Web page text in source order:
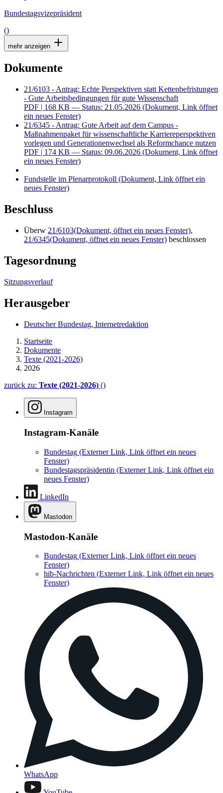
Bundestagsvizepräsident
()
mehr anzeigen
Dokumente
21/6103 - Antrag: Echte Perspektiven statt Kettenbefristungen
- Gute Arbeitsbedingungen für gute Wissenschaft
PDF | 168 KB — Status: 21.05.2026 (Dokument, Link öffnet
ein neues Fenster)
21/6345 - Antrag: Gute Arbeit auf dem Campus -
Maßnahmenpaket für wissenschaftliche Karriereperspektiven
vorlegen und Generationenwechsel als Reformchance nutzen
PDF | 174 KB — Status: 09.06.2026 (Dokument, Link öffnet
ein neues Fenster)
Fundstelle im Plenarprotokoll (Dokument, Link öffnet ein
neues Fenster)
Beschluss
Überw 21/6103(Dokument, öffnet ein neues Fenster),
21/6345(Dokument, öffnet ein neues Fenster) beschlossen
Tagesordnung
Sitzungsverlauf
Herausgeber
Deutscher Bundestag, Internetredaktion
Startseite
Dokumente
Texte (2021-2026)
2026
zurück zu: Texte (2021-2026) ()
Instagram
Instagram-Kanäle
Bundestag (Externer Link, Link öffnet ein neues
Fenster)
Bundestagspräsidentin (Externer Link, Link öffnet ein
neues Fenster)
LinkedIn
Mastodon
Mastodon-Kanäle
Bundestag (Externer Link, Link öffnet ein neues
Fenster)
hib-Nachrichten (Externer Link, Link öffnet ein neues
Fenster)
WhatsApp